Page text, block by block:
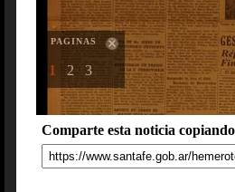
PAGINAS
1 2 3
Comparte esta noticia